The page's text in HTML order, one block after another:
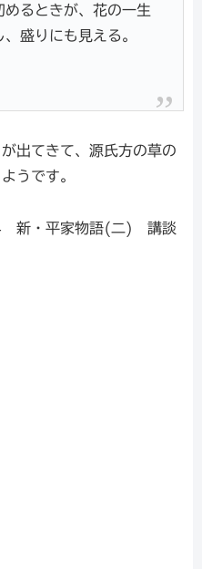
るときが、花の一生
盛りにも見える。
出てきて、源氏方の草の
うです。
新・平家物語(二) 講談